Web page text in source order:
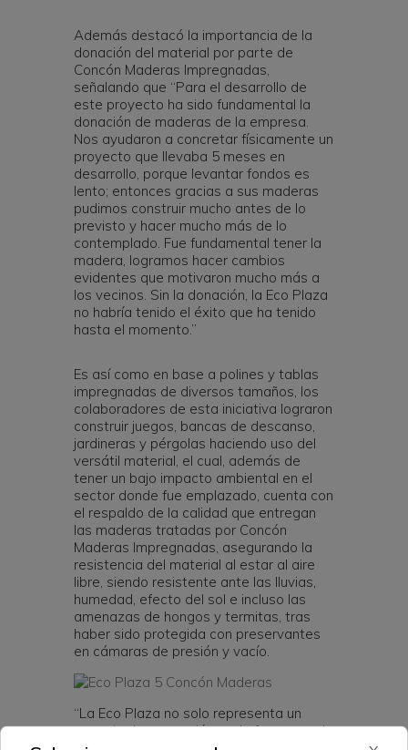
Además destacó la importancia de la
donación del material por parte de
Concón Maderas Impregnadas,
señalando que “Para el desarrollo de
este proyecto ha sido fundamental la
donación de maderas de la empresa.
Nos ayudaron a concretar físicamente un
proyecto que llevaba 5 meses en
desarrollo, porque levantar fondos es
lento; entonces gracias a sus maderas
pudimos construir mucho antes de lo
previsto y hacer mucho más de lo
contemplado. Fue fundamental tener la
madera, logramos hacer cambios
evidentes que motivaron mucho más a
los vecinos. Sin la donación, la Eco Plaza
no habría tenido el éxito que ha tenido
hasta el momento.”
Es así como en base a polines y tablas
impregnadas de diversos tamaños, los
colaboradores de esta iniciativa lograron
construir juegos, bancas de descanso,
jardineras y pérgolas haciendo uso del
versátil material, el cual, además de
tener un bajo impacto ambiental en el
sector donde fue emplazado, cuenta con
el respaldo de la calidad que entregan
las maderas tratadas por Concón
Maderas Impregnadas, asegurando la
resistencia del material al estar al aire
libre, siendo resistente ante las lluvias,
humedad, efecto del sol e incluso las
amenazas de hongos y termitas, tras
haber sido protegida con preservantes
en cámaras de presión y vacío.
“La Eco Plaza no solo representa un
espacio de recreación, es la forma en el